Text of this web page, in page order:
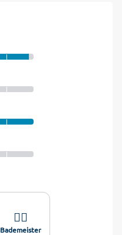
🏊‍♂️
Bademeister